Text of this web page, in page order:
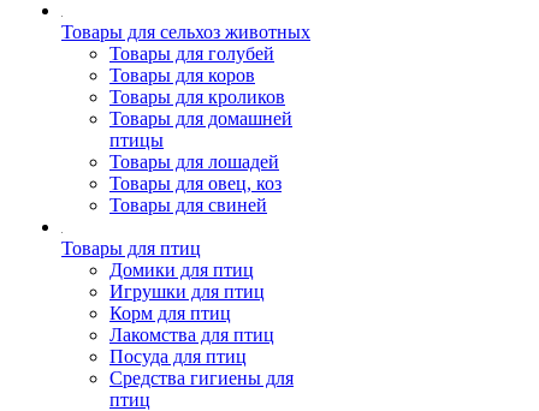
Товары для сельхоз животных
Товары для голубей
Товары для коров
Товары для кроликов
Товары для домашней
птицы
Товары для лошадей
Товары для овец, коз
Товары для свиней
Товары для птиц
Домики для птиц
Игрушки для птиц
Корм для птиц
Лакомства для птиц
Посуда для птиц
Средства гигиены для
птиц